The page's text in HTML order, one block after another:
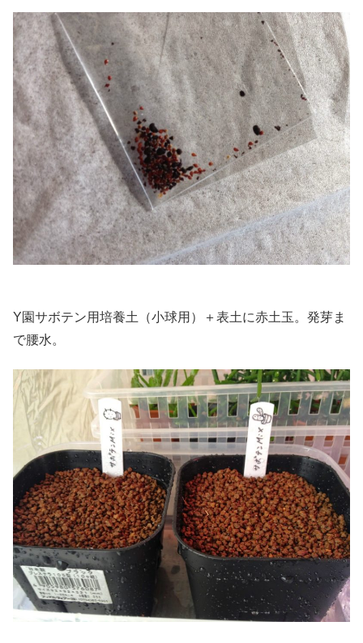
Y園サボテン用培養土（小球用）＋表土に赤土玉。発芽ま
で腰水。